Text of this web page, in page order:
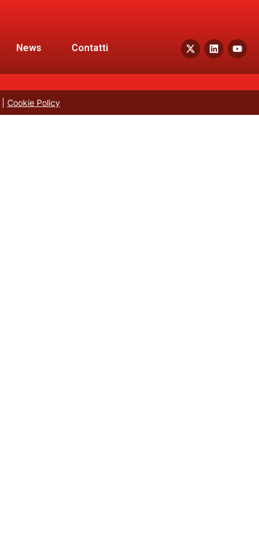
News Contatti
Cookie Policy